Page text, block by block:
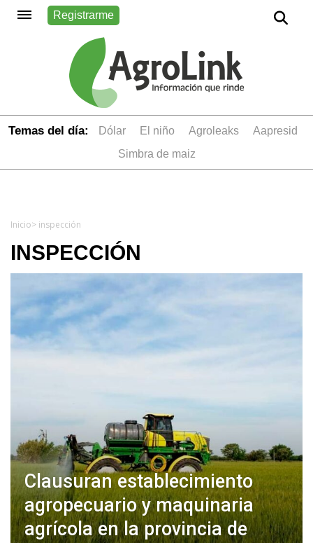
Registrarme
Temas del día: dólar el niño Agroleaks
aapresid
simbra de maiz
Inicio> inspección
INSPECCIÓN
Clausuran establecimiento
agropecuario y maquinaria
agrícola en la provincia de